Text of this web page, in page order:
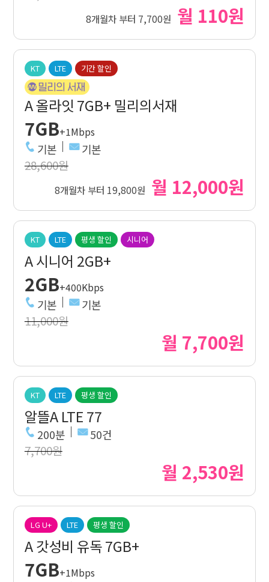
8개월차 부터 7,700원 월 110원
KT LTE 기간 할인
A 올라잇 7GB+ 밀리의서재
7GB+1Mbps
기본 기본
28,600원
8개월차 부터 19,800원 월 12,000원
KT LTE 평생 할인 시니어
A 시니어 2GB+
2GB+400Kbps
기본 기본
11,000원
월 7,700원
KT LTE 평생 할인
알뜰A LTE 77
200분 50건
7,700원
월 2,530원
LG U+ LTE 평생 할인
A 갓성비 유독 7GB+
7GB+1Mbps